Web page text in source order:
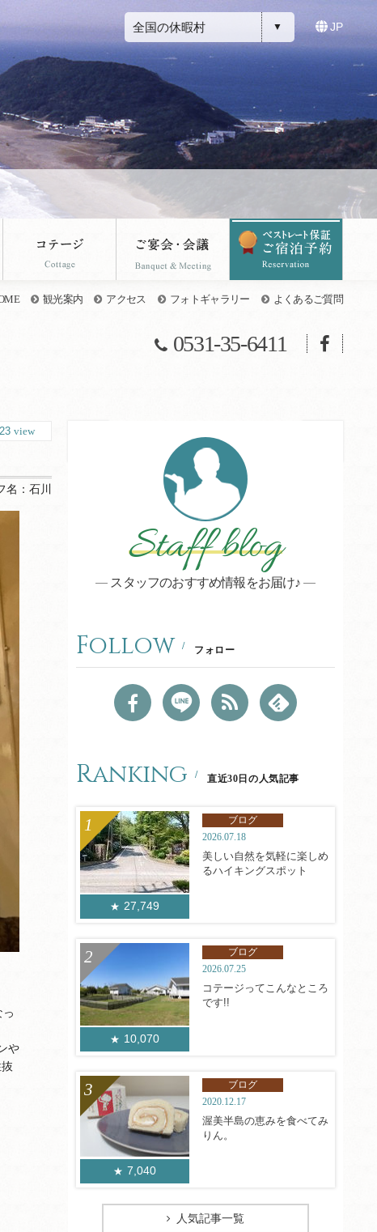
全国の休暇村 JP
観光案内 アクセス フォトギャラリー よくあるご質問
0531-35-6411
view
名： 石川
や
Staff blog
スタッフのおすすめ情報をお届け♪
Follow フォロー
Ranking 直近30日の人気記事
27,749
ブログ
2026.07.18
美しい自然を気軽に楽しめ
るハイキングスポット
10,070
ブログ
2026.07.25
コテージってこんなところ
です!!
7,040
ブログ
2020.12.17
渥美半島の恵みを食べてみ
りん。
人気記事一覧